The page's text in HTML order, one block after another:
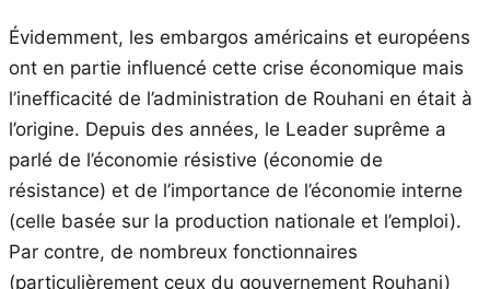
Évidemment, les embargos américains et européens
ont en partie influencé cette crise économique mais
l’inefficacité de l’administration de Rouhani en était à
l’origine. Depuis des années, le Leader suprême a
parlé de l’économie résistive (économie de
résistance) et de l’importance de l’économie interne
(celle basée sur la production nationale et l’emploi).
Par contre, de nombreux fonctionnaires
(particulièrement ceux du gouvernement Rouhani)